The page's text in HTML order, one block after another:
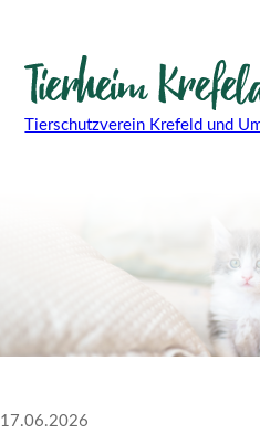
Tierschutzverein Krefeld und
17.06.2026